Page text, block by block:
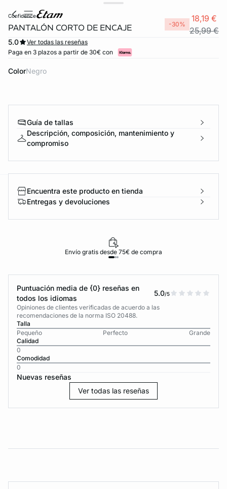
confidence
PANTALÓN CORTO DE ENCAJE -30%
18,19 €
25,99 €
5.0
Ver todas las reseñas
Paga en 3 plazos a partir de 30€ con
Color negro
Guía de tallas
Descripción, composición, mantenimiento y
compromiso
Encuentra este producto en tienda
Entregas y devoluciones
Envío gratis desde 75€ de compra
Puntuación media de {0} reseñas en
todos los idiomas
5.0/5
Opiniones de clientes verificadas de acuerdo a las
recomendaciones de la norma ISO 20488.
Talla
Pequeño
Perfecto
Grande
Calidad
0
Comodidad
0
Nuevas reseñas
Ver todas las reseñas